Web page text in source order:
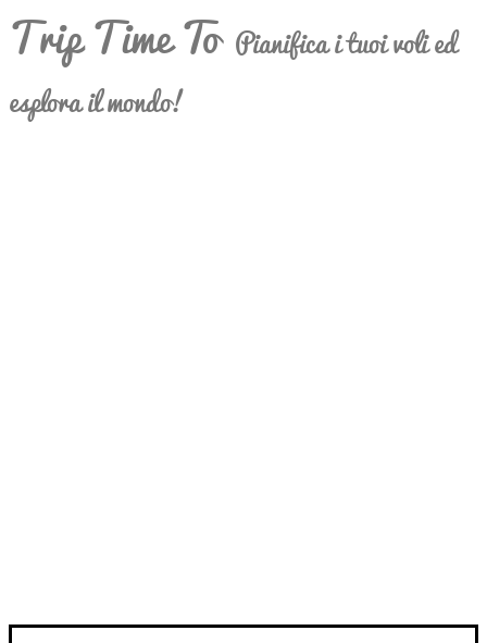
Trip Time To Pianifica i tuoi voli ed
esplora il mondo!